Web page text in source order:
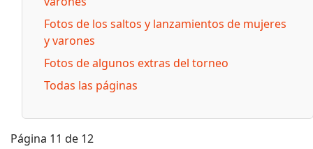
Fotos de los saltos y lanzamientos de mujeres
y varones
Fotos de algunos extras del torneo
Todas las páginas
Página 11 de 12